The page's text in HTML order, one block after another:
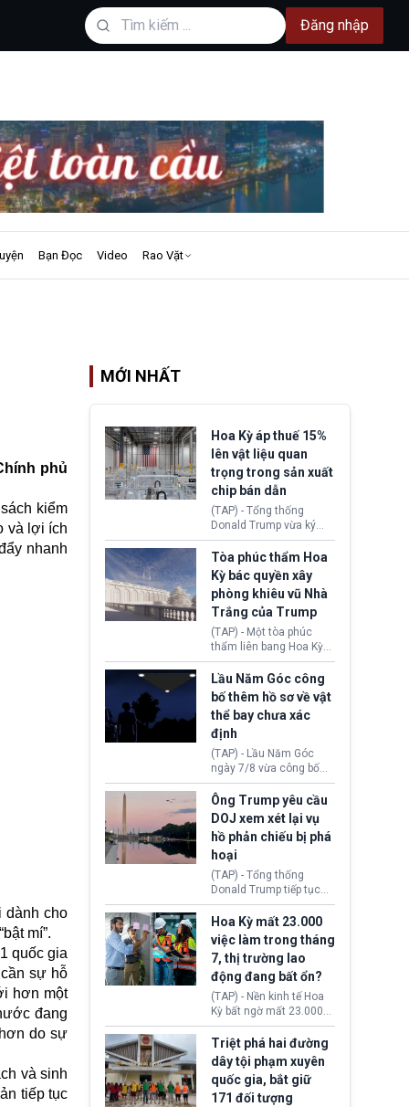
Đăng nhập
Bạn Đọc Video Rao Vặt
phủ
kiểm
và lợi ích
nhanh
dành cho
mí”.
quốc gia
sự hỗ
hơn một
đang
do sự
và sinh
tiếp tục
MỚI NHẤT
Hoa Kỳ áp thuế 15%
lên vật liệu quan
trọng trong sản xuất
chip bán dẫn
(TAP) - Tổng thống
Donald Trump vừa ký
sắc lệnh áp thuế bổ
sung 15% cùng cơ chế
giá sàn nhập khẩu
nghiêm ngặt đối với
polysilicon và các sản
phẩm hạ nguồn. Quyết
định này nhằm khôi
phục chuỗi cung ứng
công nghệ, năng lượng
mặt trời nội địa trước sự
thống trị của Trung
Quốc.
Tòa phúc thẩm Hoa
Kỳ bác quyền xây
phòng khiêu vũ Nhà
Trắng của Trump
(TAP) - Một tòa phúc
thẩm liên bang Hoa Kỳ
vừa phán quyết, chính
quyền Tổng thống
Donald Trump không có
quyền tự ý xây phòng
khiêu vũ mới rộng
khoảng 90.000 feet
vuông tại khu vực Cánh
Đông Nhà Trắng.
Lầu Năm Góc công
bố thêm hồ sơ về vật
thể bay chưa xác
định
(TAP) - Lầu Năm Góc
ngày 7/8 vừa công bố
thêm 41 hồ sơ liên quan
đến UFO hay còn được
gọi là hiện tượng bất
thường chưa xác định
(UAP). Những tài liệu này
bao gồm hình ảnh,
video, báo cáo từ nhiều
cơ quan khác nhau như
Cục Điều tra Liên bang
(FBI), Cơ quan Tình báo
Trung ương (CIA) và Bộ
Ngoại giao (DOS).
Ông Trump yêu cầu
DOJ xem xét lại vụ
hồ phản chiếu bị phá
hoại
(TAP) - Tổng thống
Donald Trump tiếp tục
cho rằng, hồ phản chiếu
trước Đài tưởng niệm
Lincoln bị phá hoại. Lãnh
đạo Nhà Trắng yêu cầu
Bộ Tư pháp (DOJ) xem
xét lại quyết định hủy
truy tố những cá nhân bị
nghi ngờ làm hư hại
công trình.
Hoa Kỳ mất 23.000
việc làm trong tháng
7, thị trường lao
động đang bất ổn?
(TAP) - Nền kinh tế Hoa
Kỳ bất ngờ mất 23.000
việc làm vào tháng 7,
cho thấy thị trường lao
động có dấu hiệu suy
yếu sau thời gian duy trì
tương đối ổn định suốt
nửa năm 2026.
Triệt phá hai đường
dây tội phạm xuyên
quốc gia, bắt giữ
171 đối tượng